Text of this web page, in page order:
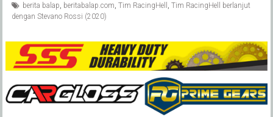
berita balap, beritabalap.com, Tim RacingHell , Tim RacingHell berlanjut
dengan Stevano Rossi (2020)